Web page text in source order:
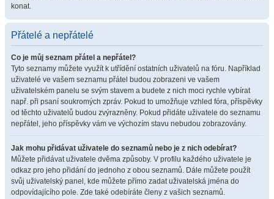
konat.
Přátelé a nepřátelé
Co je můj seznam přátel a nepřátel?
Tyto seznamy můžete využít k utřídění ostatních uživatelů na fóru. Například
uživatelé ve vašem seznamu přátel budou zobrazeni ve vašem
uživatelském panelu se svým stavem a budete z nich moci rychle vybírat
např. při psaní soukromých zpráv. Pokud to umožňuje vzhled fóra, příspěvky
od těchto uživatelů budou zvýrazněny. Pokud přidáte uživatele do seznamu
nepřátel, jeho příspěvky vám ve výchozím stavu nebudou zobrazovány.
Jak mohu přidávat uživatele do seznamů nebo je z nich odebírat?
Můžete přidávat uživatele dvěma způsoby. V profilu každého uživatele je
odkaz pro jeho přidání do jednoho z obou seznamů. Dále můžete použít
svůj uživatelský panel, kde můžete přímo zadat uživatelská jména do
odpovídajícího pole. Zde také odebíráte členy z vašich seznamů.